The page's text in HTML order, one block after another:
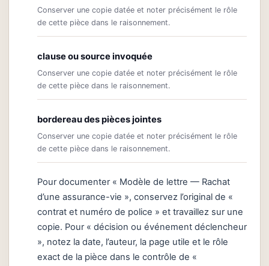
Conserver une copie datée et noter précisément le rôle
de cette pièce dans le raisonnement.
clause ou source invoquée
Conserver une copie datée et noter précisément le rôle
de cette pièce dans le raisonnement.
bordereau des pièces jointes
Conserver une copie datée et noter précisément le rôle
de cette pièce dans le raisonnement.
Pour documenter « Modèle de lettre — Rachat
d’une assurance-vie », conservez l’original de «
contrat et numéro de police » et travaillez sur une
copie. Pour « décision ou événement déclencheur
», notez la date, l’auteur, la page utile et le rôle
exact de la pièce dans le contrôle de «